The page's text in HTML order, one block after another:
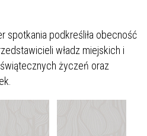
spotkania podkreśliła obecność
władz miejskich i
życzeń oraz